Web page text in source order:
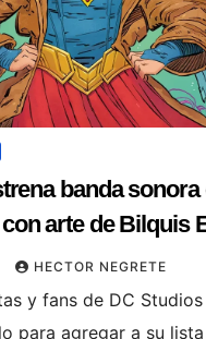
banda
arte de Bilquis
HECTOR NEGRETE
y fans de DC
para agregar a su